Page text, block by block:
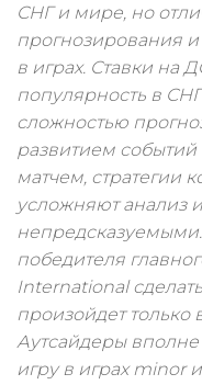
СНГ и мире, но
прогнозирования
в играх. Ставки на
популярность в
сложностью
развитием
матчем, стратегии
усложняют анализ
победителя
International
произойдет только
Аутсайдеры вполне
игру в играх minor